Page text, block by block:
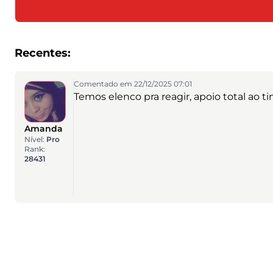
Recentes:
Amanda
Nível: Pro
Rank:
28431
Comentado em 22/12/2025 07:01
Temos elenco pra reagir, apoio total ao